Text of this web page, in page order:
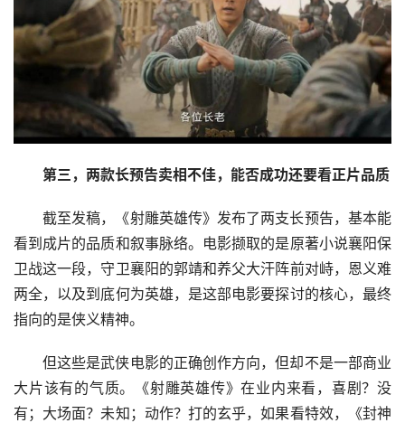
第三，两款长预告卖相不佳，能否成功还要看正片品质
截至发稿，《射雕英雄传》发布了两支长预告，基本能
看到成片的品质和叙事脉络。电影撷取的是原著小说襄阳保
卫战这一段，守卫襄阳的郭靖和养父大汗阵前对峙，恩义难
两全，以及到底何为英雄，是这部电影要探讨的核心，最终
指向的是侠义精神。
但这些是武侠电影的正确创作方向，但却不是一部商业
大片该有的气质。《射雕英雄传》在业内来看，喜剧？没
有；大场面？未知；动作？打的玄乎，如果看特效，《封神